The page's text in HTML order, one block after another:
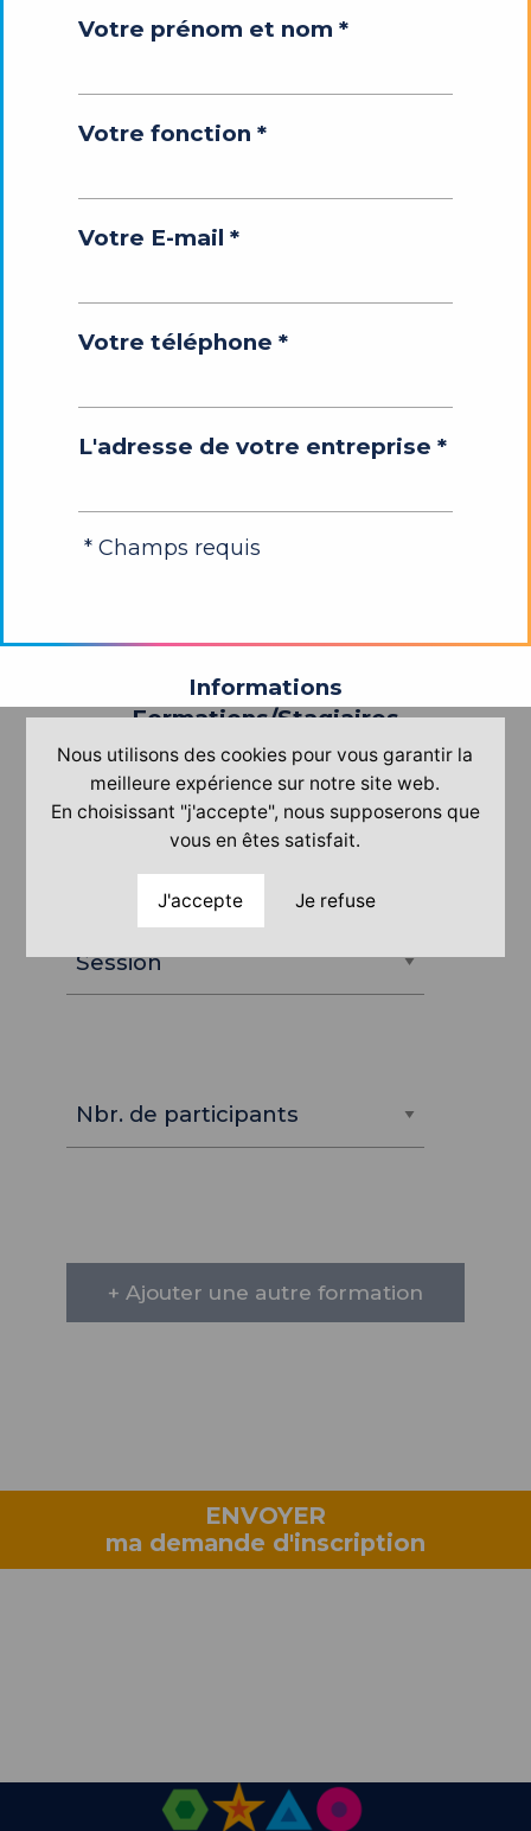
Votre prénom et nom *
Votre fonction *
Votre E-mail *
Votre téléphone *
L'adresse de votre entreprise *
* Champs requis
Informations
Formations/Stagiaires
+ Ajouter une autre formation
ENVOYER
ma demande d'inscription
Nous utilisons des cookies pour vous garantir la
meilleure expérience sur notre site web.
En choisissant "j'accepte", nous supposerons que
vous en êtes satisfait.
J'accepte Je refuse